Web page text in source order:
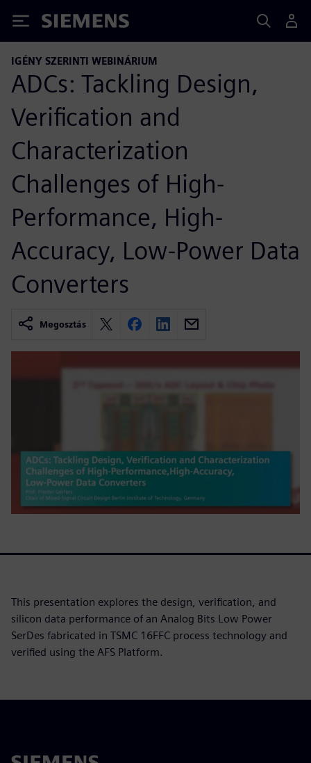
Siemens
IGÉNY SZERINTI WEBINÁRIUM
ADCs: Tackling Design,
Verification and
Characterization
Challenges of High-
Performance, High-
Accuracy, Low-Power Data
Converters
Megosztás
This presentation explores the design, verification, and
silicon data performance of an Analog Bits Low Power
SerDes fabricated in TSMC 16FFC process technology and
verified using the AFS Platform.